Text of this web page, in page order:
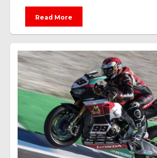
Read More